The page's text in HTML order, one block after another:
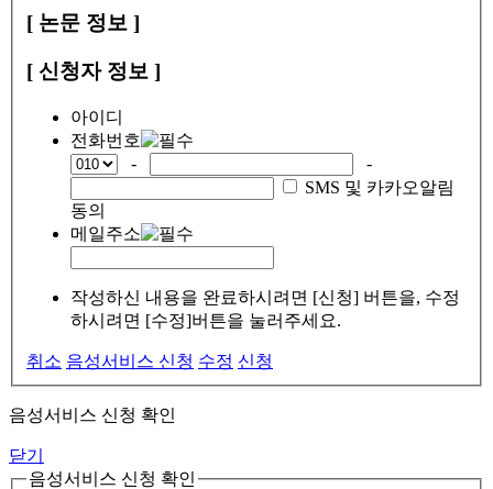
[ 논문 정보 ]
[ 신청자 정보 ]
아이디
전화번호
-
-
SMS 및 카카오알림
동의
메일주소
작성하신 내용을 완료하시려면 [신청] 버튼을, 수정
하시려면 [수정]버튼을 눌러주세요.
취소 음성서비스 신청 수정 신청
음성서비스 신청 확인
닫기
음성서비스 신청 확인